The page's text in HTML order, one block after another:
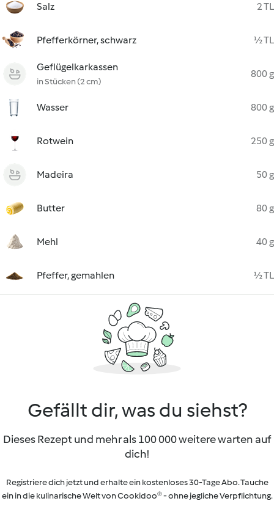
Salz 2 TL
Pfefferkörner, schwarz ½ TL
Geflügelkarkassen
in Stücken (2 cm)
800 g
Wasser 800 g
Rotwein 250 g
Madeira 50 g
Butter 80 g
Mehl 40 g
Pfeffer, gemahlen ½ TL
Gefällt dir, was du siehst?
Dieses Rezept und mehr als 100 000 weitere warten auf
dich!
Registriere dich jetzt und erhalte ein kostenloses 30-Tage Abo. Tauche
ein in die kulinarische Welt von Cookidoo® - ohne jegliche Verpflichtung.